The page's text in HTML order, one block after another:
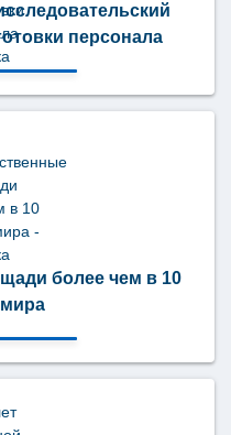
персонала
более чем в 10